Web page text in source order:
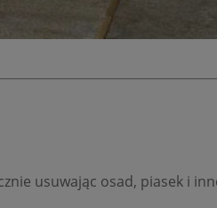
usuwając osad, piasek i